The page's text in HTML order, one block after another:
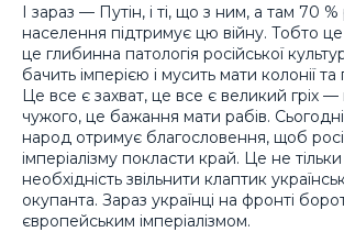
І зараз — Путін, і ті, що з ним, а там 70 %
населення підтримує цю війну. Тобто
це глибинна патологія російської
бачить імперією і мусить мати колонії та
Це все є захват, це все є великий гріх
чужого, це бажання мати рабів.
народ отримує благословення, щоб
імперіалізму покласти край. Це не
необхідність звільнити клаптик
окупанта. Зараз українці на фронті
європейським імперіалізмом.